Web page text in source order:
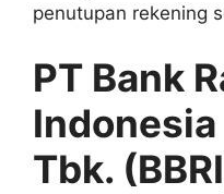
penutupan rekening
PT Bank
Tbk.